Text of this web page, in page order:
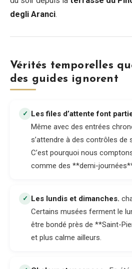
degli Aranci.
Vérités temporelles
des guides ignorent
✓ Les files d’attente font
Même avec des entrées
s’attendre à des contrôles de
C’est pourquoi nous
comme des **demi-
✓ Les lundis et dimanches.
Certains musées ferment le
être bondé près de **Saint-
et plus calme ailleurs.